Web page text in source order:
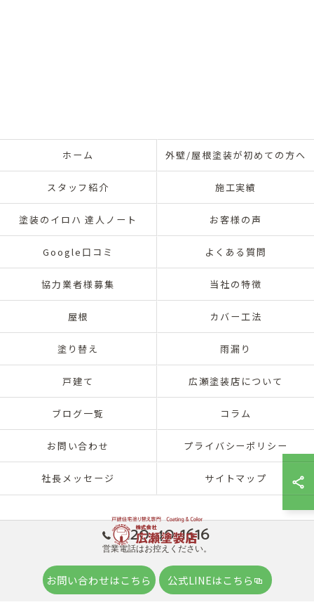
0120-40-1616
営業電話はお控えください。
お問い合わせはこちら 公式LINEはこちら
ホーム 外壁/屋根塗装が初めての方へ
スタッフ紹介 施工実績
塗装のイロハ 達人ノート お客様の声
Google口コミ よくある質問
協力業者様募集 当社の特徴
屋根 カバー工法
塗り替え 雨漏り
戸建て 広瀬塗装店について
ブログ一覧 コラム
お問い合わせ プライバシーポリシー
社長メッセージ サイトマップ
© 2026 兵庫県神戸市北区の外壁塗装は株式会社広瀬塗装店 ALL RIGHTS
RESERVED.